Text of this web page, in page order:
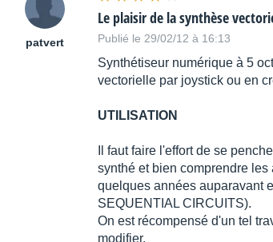
patvert
Le plaisir de la synthèse
Publié le 29/02/12 à 16:13
Synthétiseur numérique à 5
vectorielle par joystick ou en
UTILISATION
Il faut faire l'effort de se
synthé et bien comprendre
quelques années auparavant
SEQUENTIAL CIRCUITS).
On est récompensé d'un tel
modifier.